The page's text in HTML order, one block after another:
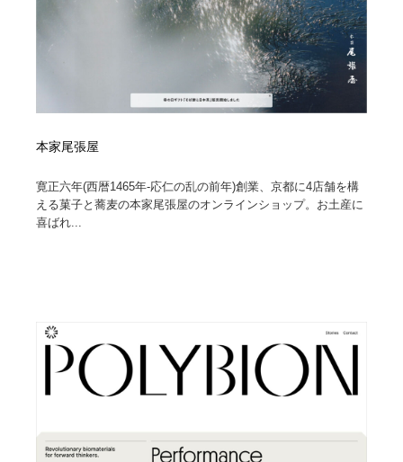
本家尾張屋
寛正六年(西暦1465年-応仁の乱の前年)創業、京都に4店舗を構
える菓子と蕎麦の本家尾張屋のオンラインショップ。お土産に
喜ばれ...